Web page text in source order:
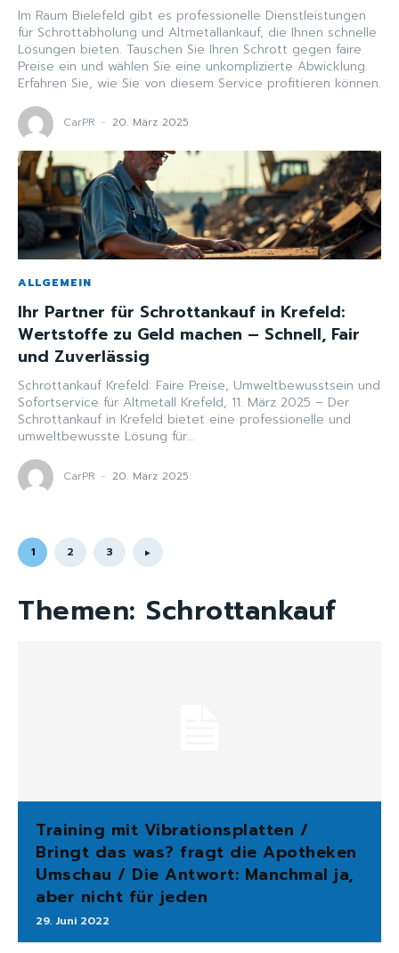
Im Raum Bielefeld gibt es professionelle Dienstleistungen
für Schrottabholung und Altmetallankauf, die Ihnen schnelle
Lösungen bieten. Tauschen Sie Ihren Schrott gegen faire
Preise ein und wählen Sie eine unkomplizierte Abwicklung.
Erfahren Sie, wie Sie von diesem Service profitieren können.
CarPR - 20. März 2025
ALLGEMEIN
Ihr Partner für Schrottankauf in Krefeld:
Wertstoffe zu Geld machen – Schnell, Fair
und Zuverlässig
Schrottankauf Krefeld: Faire Preise, Umweltbewusstsein und
Sofortservice für Altmetall Krefeld, 11. März 2025 – Der
Schrottankauf in Krefeld bietet eine professionelle und
umweltbewusste Lösung für...
CarPR - 20. März 2025
1 2 3
Themen: Schrottankauf
Training mit Vibrationsplatten /
Bringt das was? fragt die Apotheken
Umschau / Die Antwort: Manchmal ja,
aber nicht für jeden
29. Juni 2022